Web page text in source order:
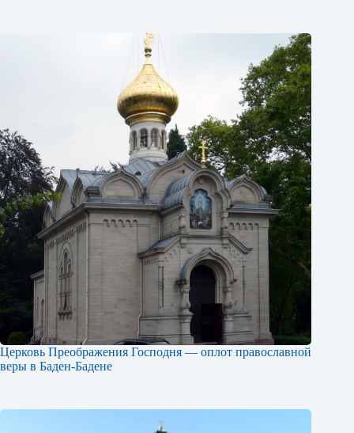
Церковь Преображения Господня — оплот православной
веры в Баден-Бадене